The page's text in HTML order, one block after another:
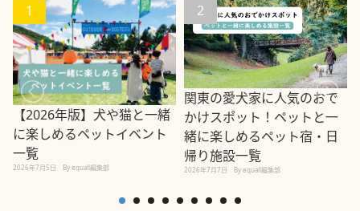
1
【2026年版】犬や猫と一緒
に楽しめるペットイベント
一覧
2026年7月5日 By equall編集部
2
関東の愛犬家に人気のおで
かけスポット！ペットと一
緒に楽しめるペット宿・日
帰り施設一覧
2026年7月7日 By equall編集部